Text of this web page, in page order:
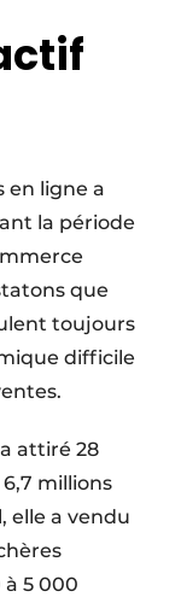
en ligne a
la période
que
toujours
difficile
attiré 28
millions
elle a vendu
5 000